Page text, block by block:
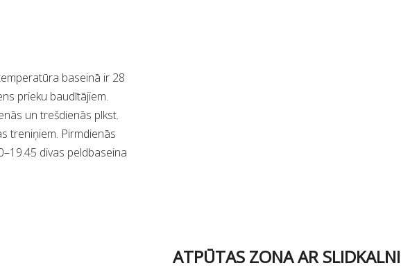
baseinā ir 28
prieku baudītājiem.
un trešdienās plkst.
treniņiem. Pirmdienās
divas peldbaseina
ATPŪTAS ZONA AR